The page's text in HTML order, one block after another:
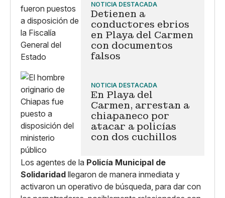
NOTICIA DESTACADA
Detienen a
conductores ebrios
en Playa del Carmen
con documentos
falsos
NOTICIA DESTACADA
En Playa del
Carmen, arrestan a
chiapaneco por
atacar a policías
con dos cuchillos
Los agentes de la Policía Municipal de
Solidaridad llegaron de manera inmediata y
activaron un operativo de búsqueda, para dar con